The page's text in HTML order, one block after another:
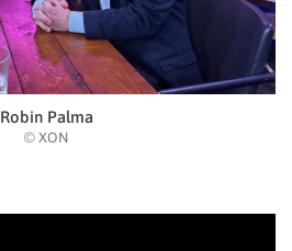
Robin Palma
© XON